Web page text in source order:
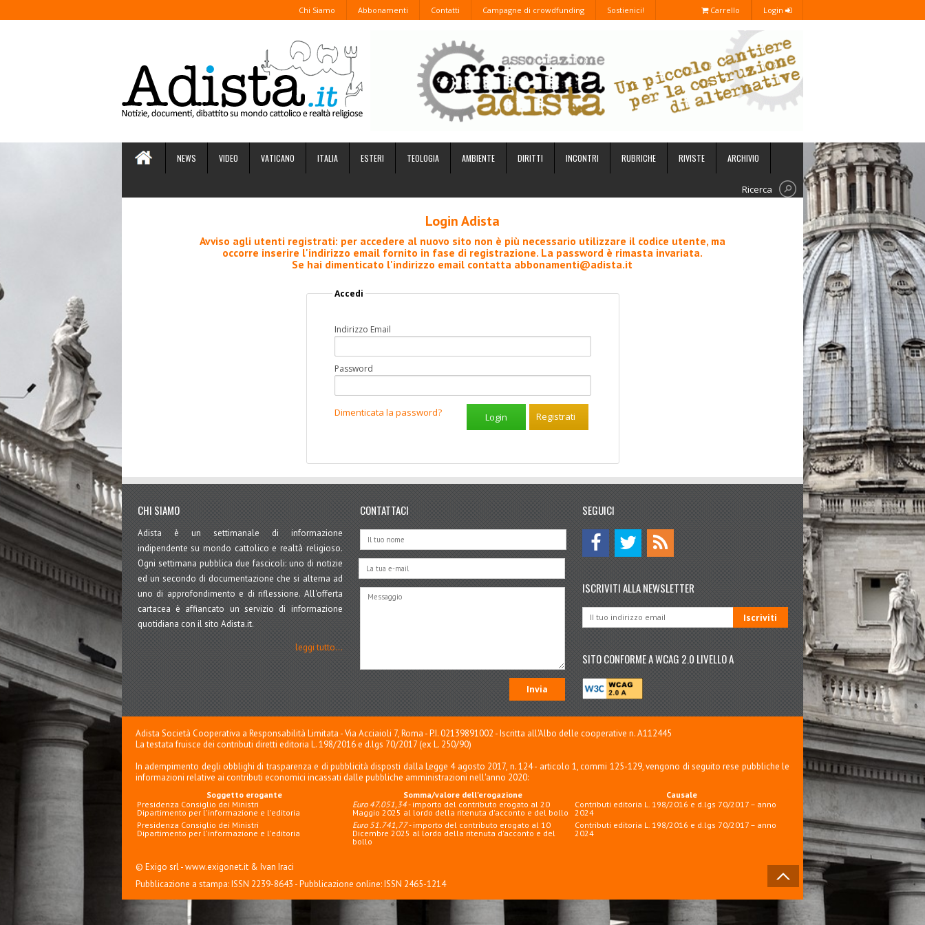
Login
Carrello
Sostienici!
Campagne di crowdfunding
Contatti
Abbonamenti
Chi Siamo
NEWS VIDEO VATICANO ITALIA ESTERI TEOLOGIA AMBIENTE DIRITTI INCONTRI RUBRICHE RIVISTE ARCHIVIO
Ricerca
Login Adista
Avviso agli utenti registrati: per accedere al nuovo sito non è più necessario utilizzare il codice utente, ma
occorre inserire l'indirizzo email fornito in fase di registrazione. La password è rimasta invariata.
Se hai dimenticato l'indirizzo email contatta abbonamenti@adista.it
Accedi
Indirizzo Email
Password
Registrati
Dimenticata la password?
CHI SIAMO
Adista è un settimanale di informazione
indipendente su mondo cattolico e realtà religioso.
Ogni settimana pubblica due fascicoli: uno di notizie
ed un secondo di documentazione che si alterna ad
uno di approfondimento e di riflessione. All'offerta
cartacea è affiancato un servizio di informazione
quotidiana con il sito Adista.it.
leggi tutto...
CONTATTACI SEGUICI
ISCRIVITI ALLA NEWSLETTER
SITO CONFORME A WCAG 2.0 LIVELLO A
Adista Società Cooperativa a Responsabilità Limitata - Via Acciaioli 7, Roma - P.I. 02139891002 - Iscritta all'Albo delle cooperative n. A112445
La testata fruisce dei contributi diretti editoria L. 198/2016 e d.lgs 70/2017 (ex L. 250/90)
In adempimento degli obblighi di trasparenza e di pubblicità disposti dalla Legge 4 agosto 2017, n. 124 - articolo 1, commi 125-129, vengono di seguito rese pubbliche le
informazioni relative ai contributi economici incassati dalle pubbliche amministrazioni nell'anno 2020:
Soggetto erogante Somma/valore dell'erogazione
Causale
Presidenza Consiglio dei Ministri
Dipartimento per l'informazione e l'editoria
Euro 47.051,34- importo del contributo erogato al 20
Maggio 2025 al lordo della ritenuta d'acconto e del bollo
Contributi editoria L. 198/2016 e d.lgs 70/2017 – anno
2024
Presidenza Consiglio dei Ministri
Dipartimento per l'informazione e l'editoria
Euro 51.741,77- importo del contributo erogato al 10
Dicembre 2025 al lordo della ritenuta d'acconto e del
bollo
Contributi editoria L. 198/2016 e d.lgs 70/2017 – anno
2024
© Exigo srl -www.exigonet.it & Ivan Iraci
Pubblicazione a stampa: ISSN 2239-8643 - Pubblicazione online: ISSN 2465-1214